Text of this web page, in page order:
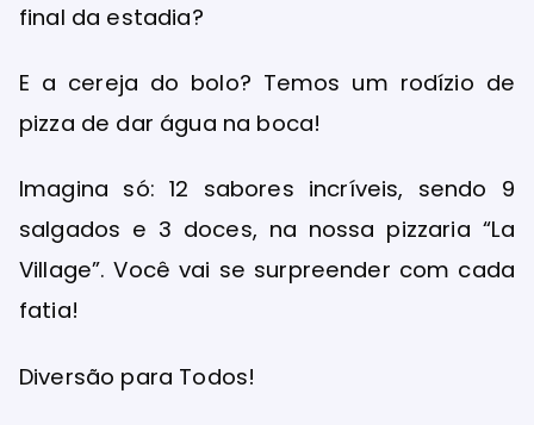
final da estadia?
E a cereja do bolo? Temos um rodízio de
pizza de dar água na boca!
Imagina só: 12 sabores incríveis, sendo 9
salgados e 3 doces, na nossa pizzaria “La
Village”. Você vai se surpreender com cada
fatia!
Diversão para Todos!